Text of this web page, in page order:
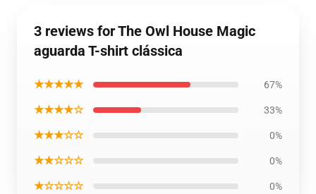
3 reviews for The Owl House Magic
aguarda T-shirt clássica
★★★★★ 67%
★★★★☆ 33%
★★★☆☆ 0%
★★☆☆☆ 0%
★☆☆☆☆ 0%